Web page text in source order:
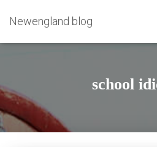
Newengland blog
school